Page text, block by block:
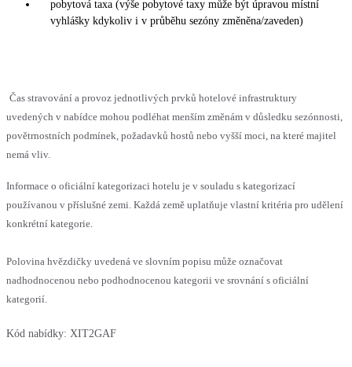
pobytová taxa (výše pobytové taxy může být úpravou místní
vyhlášky kdykoliv i v průběhu sezóny změněna/zaveden)
Čas stravování a provoz jednotlivých prvků hotelové infrastruktury
uvedených v nabídce mohou podléhat menším změnám v důsledku sezónnosti,
povětrnostních podmínek, požadavků hostů nebo vyšší moci, na které majitel
nemá vliv.
Informace o oficiální kategorizaci hotelu je v souladu s kategorizací
používanou v příslušné zemi. Každá země uplatňuje vlastní kritéria pro udělení
konkrétní kategorie.
Polovina hvězdičky uvedená ve slovním popisu může označovat
nadhodnocenou nebo podhodnocenou kategorii ve srovnání s oficiální
kategorií.
Kód nabídky: XIT2GAF